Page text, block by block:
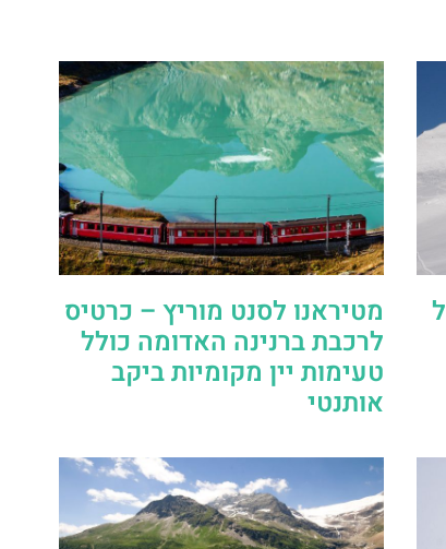
מטיראנו לסנט מוריץ – כרטיס
לרכבת ברנינה האדומה כולל
טעימות יין מקומיות ביקב
אותנטי